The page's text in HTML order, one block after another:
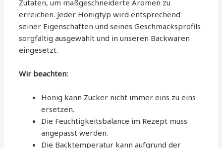
Zutaten, um maßgeschneiderte Aromen zu
erreichen. Jeder Honigtyp wird entsprechend
seiner Eigenschaften und seines Geschmacksprofils
sorgfältig ausgewählt und in unseren Backwaren
eingesetzt.
Wir beachten:
Honig kann Zucker nicht immer eins zu eins
ersetzen.
Die Feuchtigkeitsbalance im Rezept muss
angepasst werden.
Die Backtemperatur kann aufgrund der